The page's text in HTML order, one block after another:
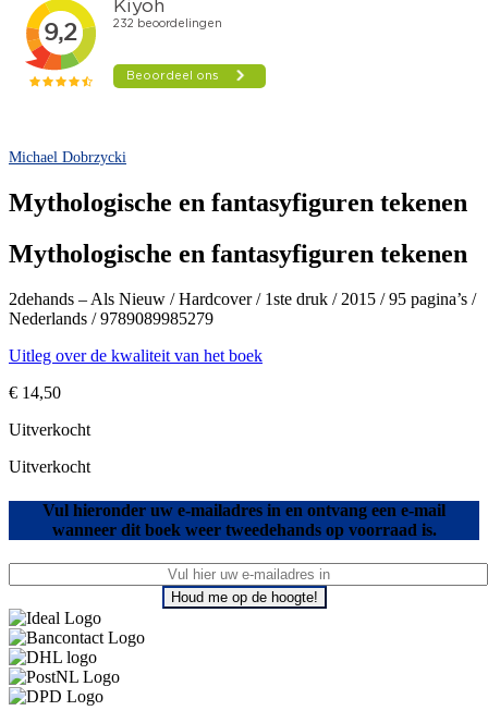
Michael Dobrzycki
Mythologische en fantasyfiguren tekenen
Mythologische en fantasyfiguren tekenen
2dehands – Als Nieuw / Hardcover / 1ste druk / 2015 / 95 pagina’s /
Nederlands / 9789089985279
Uitleg over de kwaliteit van het boek
€ 14,50
Uitverkocht
Uitverkocht
Vul hieronder uw e-mailadres in en ontvang een e-mail
wanneer dit boek weer tweedehands op voorraad is.
Houd me op de hoogte!